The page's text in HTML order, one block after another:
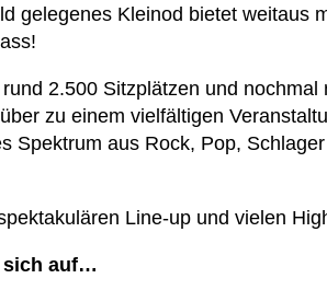
gelegenes Kleinod bietet weitaus
rund 2.500 Sitzplätzen und
zu einem vielfältigen
Spektrum aus Rock, Pop,
Line-up und vielen
sich auf…